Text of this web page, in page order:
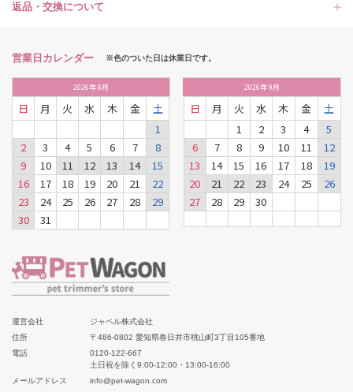
返品・交換について
営業日カレンダー ※色のついた日は休業日です。
2026年8月
日 月 火 水 木 金
土
1
2
3 4 5 6 7
8
9
10 11 12 13 14
15
16
17 18 19 20 21
22
23
24 25 26 27 28
29
30
31
2026年9月
日 月 火 水 木 金
土
1
2 3 4
5
6
7 8 9 10 11
12
13
14 15 16 17 18
19
20
21 22 23 24 25
26
27
28 29 30
運営会社
ジャペル株式会社
住所
〒486-0802 愛知県春日井市桃山町3丁目105番地
電話
0120-122-667
土日祝を除く9:00-12:00・13:00-16:00
メールアドレス
info@pet-wagon.com